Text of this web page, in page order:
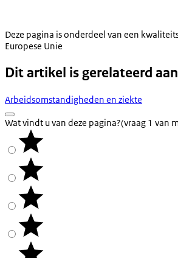
Deze pagina is onderdeel van een
Europese Unie
Dit artikel is gerelateerd
Arbeidsomstandigheden en ziekte
Wat vindt u van deze pagina?(vraag 1 van